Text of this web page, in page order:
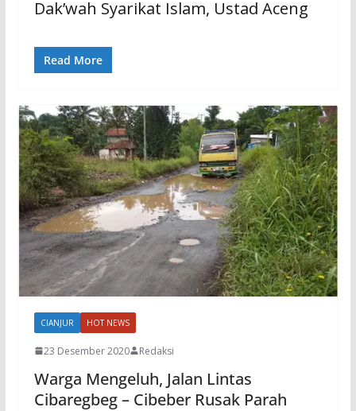
Dak’wah Syarikat Islam, Ustad Aceng
Read More
CIANJUR HOT NEWS
23 Desember 2020 Redaksi
Warga Mengeluh, Jalan Lintas
Cibaregbeg – Cibeber Rusak Parah